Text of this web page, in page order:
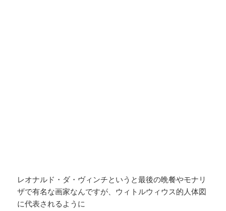
レオナルド・ダ・ヴィンチというと最後の晩餐やモナリ
ザで有名な画家なんですが、ウィトルウィウス的人体図
に代表されるように